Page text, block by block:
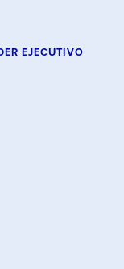
EJECUTIVO